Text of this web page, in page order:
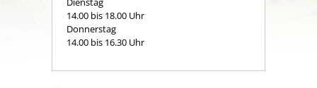
14.00 bis 18.00 Uhr
Donnerstag
14.00 bis 16.30 Uhr